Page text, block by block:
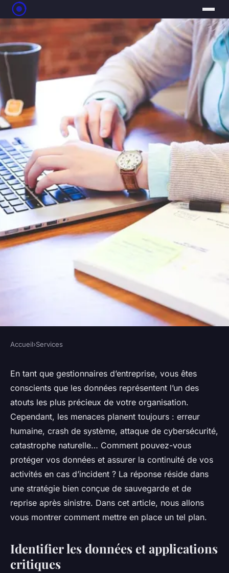
Comment mettre en place une
stratégie de backup et de
reprise après sinistre pour les
données d'entreprise ?
Lilou•10 mars 2024 •6 min de lecture
Accueil›Services
En tant que gestionnaires d’entreprise, vous êtes
conscients que les données représentent l’un des
atouts les plus précieux de votre organisation.
Cependant, les menaces planent toujours : erreur
humaine, crash de système, attaque de cybersécurité,
catastrophe naturelle… Comment pouvez-vous
protéger vos données et assurer la continuité de vos
activités en cas d’incident ? La réponse réside dans
une stratégie bien conçue de sauvegarde et de
reprise après sinistre. Dans cet article, nous allons
vous montrer comment mettre en place un tel plan.
Identifier les données et applications
critiques